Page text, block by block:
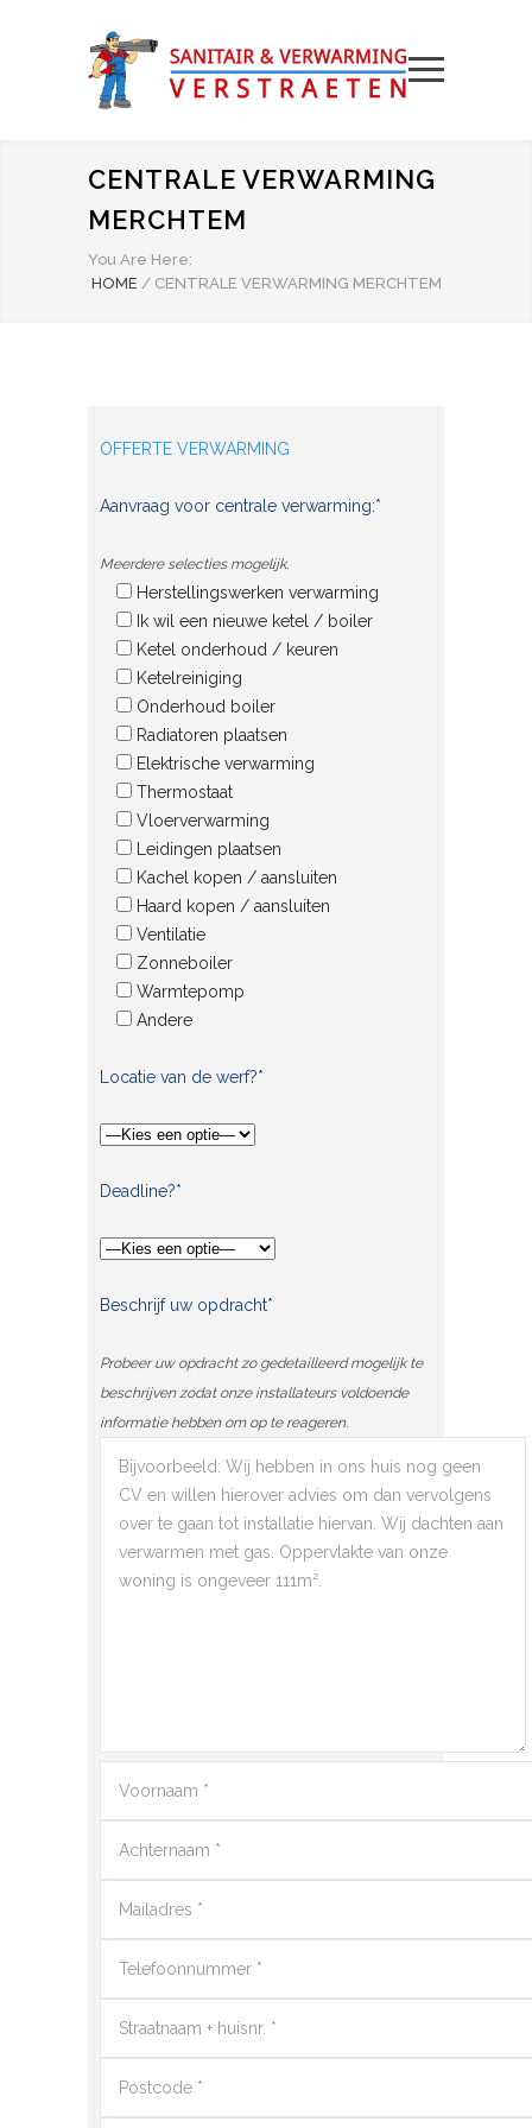
CENTRALE VERWARMING
MERCHTEM
You Are Here:
HOME / CENTRALE VERWARMING MERCHTEM
OFFERTE VERWARMING
Aanvraag voor centrale verwarming:*
Meerdere selecties mogelijk.
Herstellingswerken verwarming
Ik wil een nieuwe ketel / boiler
Ketel onderhoud / keuren
Ketelreiniging
Onderhoud boiler
Radiatoren plaatsen
Elektrische verwarming
Thermostaat
Vloerverwarming
Leidingen plaatsen
Kachel kopen / aansluiten
Haard kopen / aansluiten
Ventilatie
Zonneboiler
Warmtepomp
Andere
Locatie van de werf?*
Deadline?*
Beschrijf uw opdracht*
Probeer uw opdracht zo gedetailleerd mogelijk te
beschrijven zodat onze installateurs voldoende
informatie hebben om op te reageren.